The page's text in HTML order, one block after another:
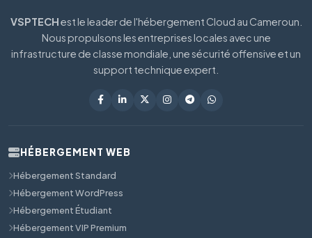
VSPTECHest le leader de l'hébergement Cloud au Cameroun.
Nous propulsons les entreprises locales avec une
infrastructure de classe mondiale, une sécurité offensive et un
support technique expert.
HÉBERGEMENT WEB
Hébergement Standard
Hébergement WordPress
Hébergement Étudiant
Hébergement VIP Premium